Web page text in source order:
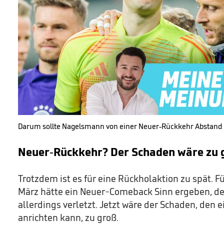
Darum sollte Nagelsmann von einer Neuer-Rückkehr
Neuer-Rückkehr? Der Schaden wäre zu
Trotzdem ist es für eine Rückholaktion zu spät.
März hätte ein Neuer-Comeback Sinn ergeben,
allerdings verletzt. Jetzt wäre der Schaden, den
anrichten kann, zu groß.